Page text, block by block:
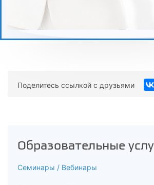
Образовательные
Семинары / Вебинары
Поделитесь ссылкой с друзьями